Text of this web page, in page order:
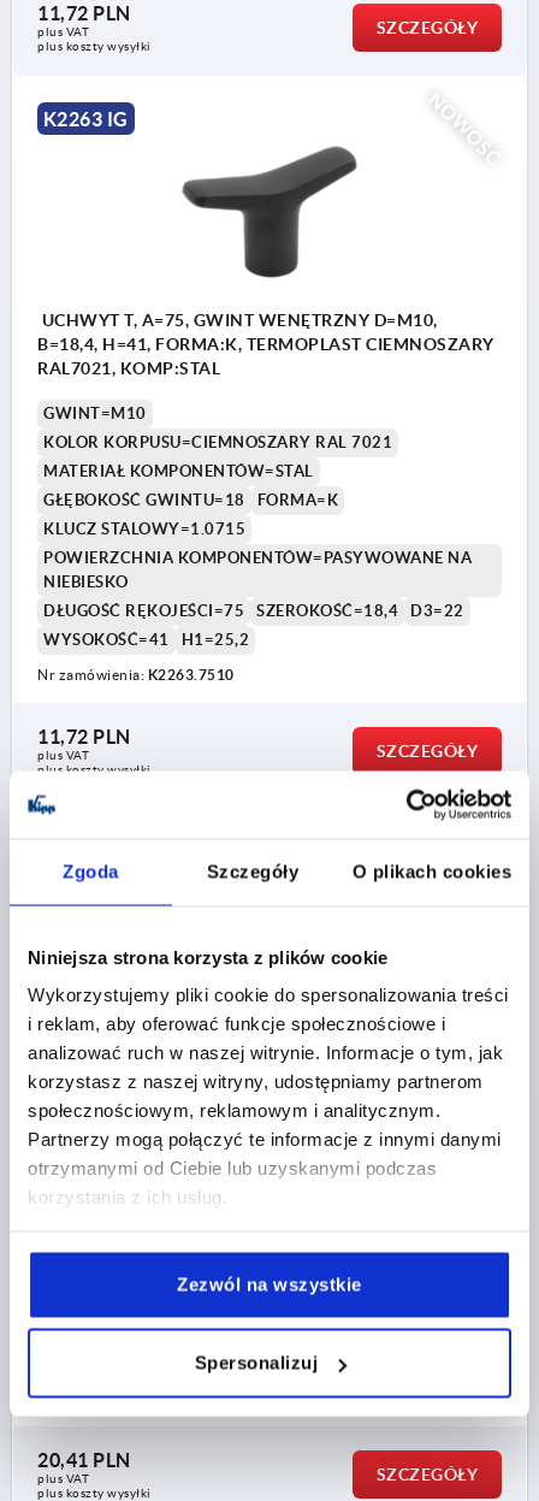
Zgoda Szczegóły O plikach cookies
Niniejsza strona korzysta z plików cookie
Wykorzystujemy pliki cookie do spersonalizowania treści
i reklam, aby oferować funkcje społecznościowe i
analizować ruch w naszej witrynie. Informacje o tym, jak
korzystasz z naszej witryny, udostępniamy partnerom
społecznościowym, reklamowym i analitycznym.
Partnerzy mogą połączyć te informacje z innymi danymi
otrzymanymi od Ciebie lub uzyskanymi podczas
korzystania z ich usług.
Zezwól na wszystkie
Spersonalizuj
11,72 PLN
plus VAT
plus koszty wysyłki
SZCZEGÓŁY
NOWOŚĆ
K2263 IG
UCHWYT T, A=75, GWINT WENĘTRZNY D=M10,
B=18,4, H=41, FORMA:K, TERMOPLAST CIEMNOSZARY
RAL7021, KOMP:STAL
GWINT=M10
KOLOR KORPUSU=CIEMNOSZARY RAL 7021
MATERIAŁ KOMPONENTÓW=STAL
GŁĘBOKOŚĆ GWINTU=18
FORMA=K
KLUCZ STALOWY=1.0715
POWIERZCHNIA KOMPONENTÓW=PASYWOWANE NA
NIEBIESKO
DŁUGOŚĆ RĘKOJEŚCI=75
SZEROKOŚĆ=18,4
D3=22
WYSOKOŚĆ=41
H1=25,2
Nr zamówienia: K2263.7510
11,72 PLN
plus VAT
plus koszty wysyłki
SZCZEGÓŁY
NOWOŚĆ
UCHWYT T, A=85, GWINT WENĘTRZNY D=M10,
B=19,6, H=45, FORMA:K, TERMOPLAST CIEMNOSZARY
RAL7021, KOMP:STAL
GWINT=M10
KOLOR KORPUSU=CIEMNOSZARY RAL 7021
MATERIAŁ KOMPONENTÓW=STAL
KLUCZ STALOWY=1.0715
POWIERZCHNIA KOMPONENTÓW=PASYWOWANE NA
DŁUGOŚĆ RĘKOJEŚCI=85
SZEROKOŚĆ=19,6
D3=24
H1=26,5
Nr zamówienia:K2263.8510
20,41 PLN
plus VAT
plus koszty wysyłki
SZCZEGÓŁY